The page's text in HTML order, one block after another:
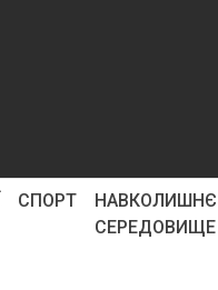
СПОРТ
НАВКОЛИШНЄ
СЕРЕДОВИЩЕ